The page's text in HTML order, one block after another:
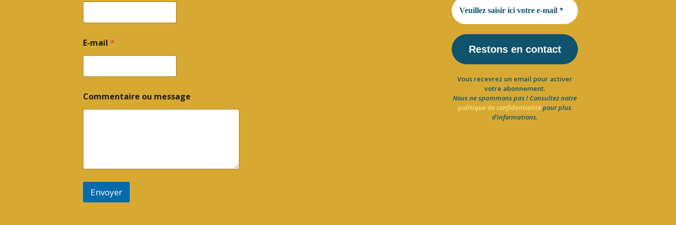
E-mail *
Commentaire ou message
Envoyer
Vous recevrez un email pour activer
votre abonnement.
Nous ne spammons pas ! Consultez notre
politique de confidentialitépour plus
d’informations.